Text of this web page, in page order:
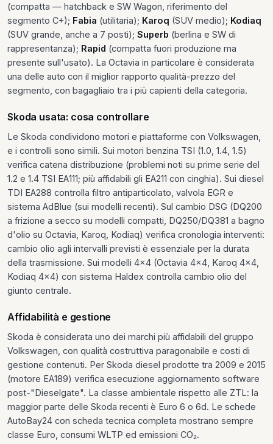
(compatta — hatchback e SW Wagon, riferimento del
segmento C+); Fabia (utilitaria); Karoq (SUV medio); Kodiaq
(SUV grande, anche a 7 posti); Superb (berlina e SW di
rappresentanza); Rapid (compatta fuori produzione ma
presente sull'usato). La Octavia in particolare è considerata
una delle auto con il miglior rapporto qualità-prezzo del
segmento, con bagagliaio tra i più capienti della categoria.
Skoda usata: cosa controllare
Le Skoda condividono motori e piattaforme con Volkswagen,
e i controlli sono simili. Sui motori benzina TSI (1.0, 1.4, 1.5)
verifica catena distribuzione (problemi noti su prime serie del
1.2 e 1.4 TSI EA111; più affidabili gli EA211 con cinghia). Sui diesel
TDI EA288 controlla filtro antiparticolato, valvola EGR e
sistema AdBlue (sui modelli recenti). Sul cambio DSG (DQ200
a frizione a secco su modelli compatti, DQ250/DQ381 a bagno
d'olio su Octavia, Karoq, Kodiaq) verifica cronologia interventi:
cambio olio agli intervalli previsti è essenziale per la durata
della trasmissione. Sui modelli 4x4 (Octavia 4x4, Karoq 4x4,
Kodiaq 4x4) con sistema Haldex controlla cambio olio del
giunto centrale.
Affidabilità e gestione
Skoda è considerata uno dei marchi più affidabili del gruppo
Volkswagen, con qualità costruttiva paragonabile e costi di
gestione contenuti. Per Skoda diesel prodotte tra 2009 e 2015
(motore EA189) verifica esecuzione aggiornamento software
post-"Dieselgate". La classe ambientale rispetto alle ZTL: la
maggior parte delle Skoda recenti è Euro 6 o 6d. Le schede
AutoBay24 con scheda tecnica completa mostrano sempre
classe Euro, consumi WLTP ed emissioni CO₂.